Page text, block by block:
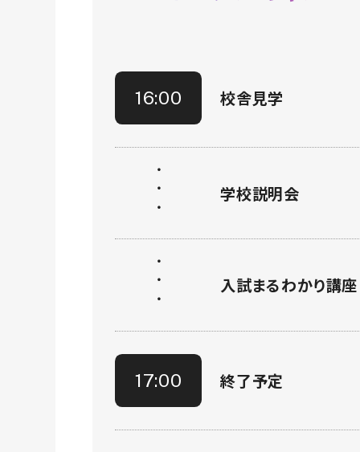
16:00 校舎見学
学校説明会
入試まるわかり講座
17:00 終了予定